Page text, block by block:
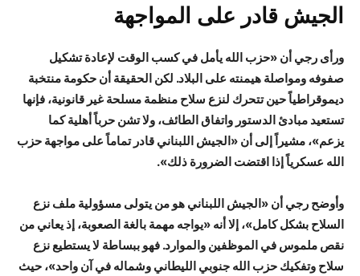
الجيش قادر على المواجهة
ورأى رجي أن «حزب الله يأمل في كسب الوقت لإعادة تشكيل
صفوفه ومواصلة هيمنته على البلاد. لكن الحقيقة أن حكومة منتخبة
ديموقراطياً حين تتحرك لنزع سلاح منظمة مسلحة غير قانونية، فإنها
تستعيد مبادئ الدستور واتفاق الطائف، ولا تشن حرباً أهلية كما
يزعم»، مشيراً إلى أن «الجيش اللبناني قادر تماماً على مواجهة حزب
الله عسكرياً إذا اقتضت الضرورة ذلك».
وأوضح رجي أن «الجيش اللبناني هو من يتولى مسؤولية ملف نزع
السلاح بشكل كامل»، إلا أنه «يواجه مهمة بالغة الصعوبة، إذ يعاني من
نقص ملموس في الموظفين والموارد. فهو ببساطة لا يستطيع نزع
سلاح وتفكيك حزب الله جنوبي الليطاني وشماله في آن واحد»، حيث